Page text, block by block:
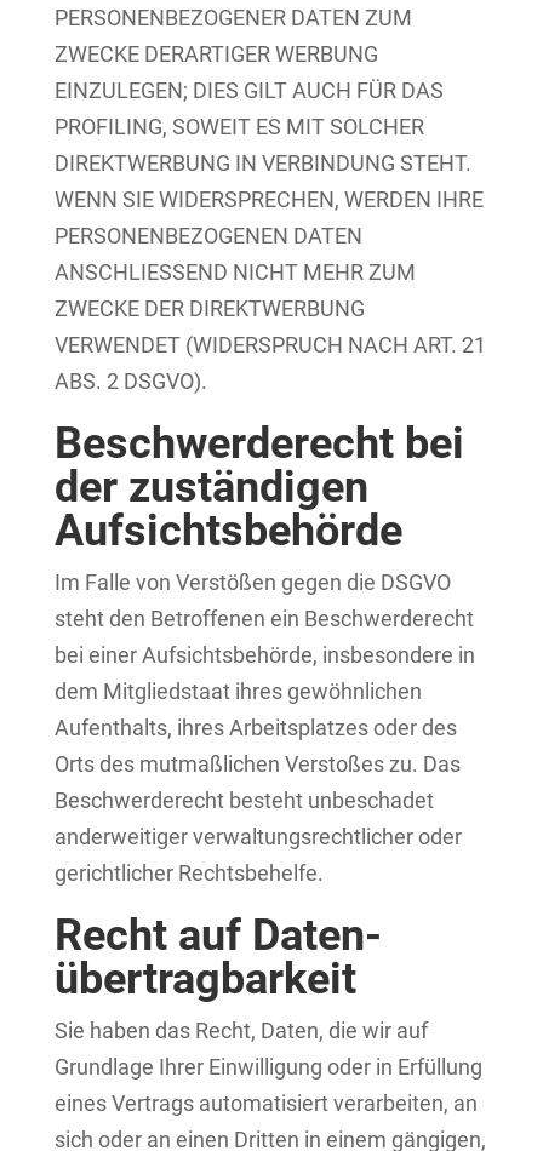
PERSONENBEZOGENER DATEN ZUM
ZWECKE DERARTIGER WERBUNG
EINZULEGEN; DIES GILT AUCH FÜR DAS
PROFILING, SOWEIT ES MIT SOLCHER
DIREKTWERBUNG IN VERBINDUNG STEHT.
WENN SIE WIDERSPRECHEN, WERDEN IHRE
PERSONENBEZOGENEN DATEN
ANSCHLIESSEND NICHT MEHR ZUM
ZWECKE DER DIREKTWERBUNG
VERWENDET (WIDERSPRUCH NACH ART. 21
ABS. 2 DSGVO).
Beschwerde­recht bei
der zuständigen
Aufsichts­behörde
Im Falle von Verstößen gegen die DSGVO
steht den Betroffenen ein Beschwerderecht
bei einer Aufsichtsbehörde, insbesondere in
dem Mitgliedstaat ihres gewöhnlichen
Aufenthalts, ihres Arbeitsplatzes oder des
Orts des mutmaßlichen Verstoßes zu. Das
Beschwerderecht besteht unbeschadet
anderweitiger verwaltungsrechtlicher oder
gerichtlicher Rechtsbehelfe.
Recht auf Daten­
übertrag­barkeit
Sie haben das Recht, Daten, die wir auf
Grundlage Ihrer Einwilligung oder in Erfüllung
eines Vertrags automatisiert verarbeiten, an
sich oder an einen Dritten in einem gängigen,